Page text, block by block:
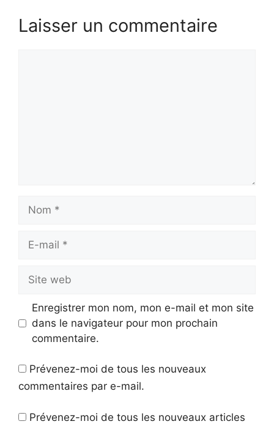
Laisser un commentaire
mail
web
Enregistrer mon nom, mon e-mail et mon site
dans le navigateur pour mon prochain
commentaire.
Prévenez-moi de tous les nouveaux
commentaires par e-mail.
Prévenez-moi de tous les nouveaux articles